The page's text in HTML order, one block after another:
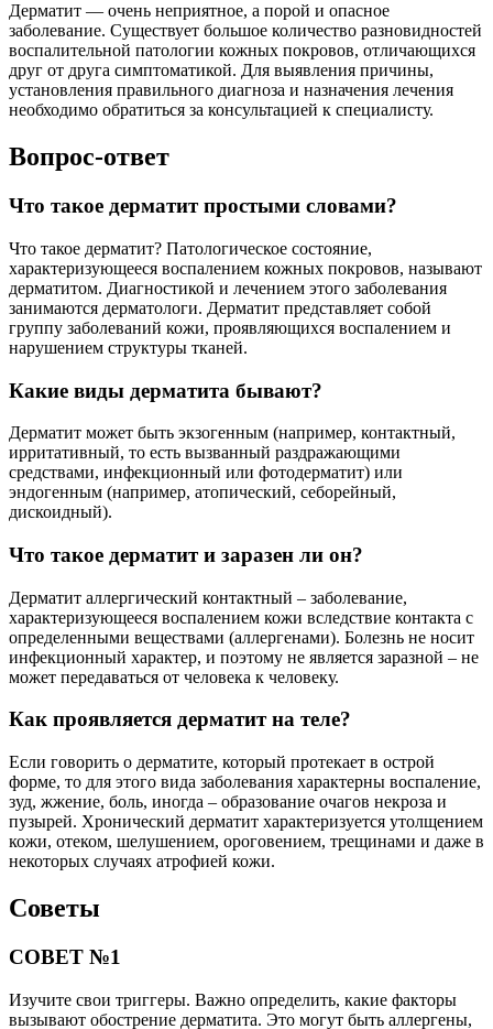
Дерматит — очень неприятное, а порой и опасное
заболевание. Существует большое количество разновидностей
воспалительной патологии кожных покровов, отличающихся
друг от друга симптоматикой. Для выявления причины,
установления правильного диагноза и назначения лечения
необходимо обратиться за консультацией к специалисту.
Вопрос-ответ
Что такое дерматит простыми словами?
Что такое дерматит? Патологическое состояние,
характеризующееся воспалением кожных покровов, называют
дерматитом. Диагностикой и лечением этого заболевания
занимаются дерматологи. Дерматит представляет собой
группу заболеваний кожи, проявляющихся воспалением и
нарушением структуры тканей.
Какие виды дерматита бывают?
Дерматит может быть экзогенным (например, контактный,
ирритативный, то есть вызванный раздражающими
средствами, инфекционный или фотодерматит) или
эндогенным (например, атопический, себорейный,
дискоидный).
Что такое дерматит и заразен ли он?
Дерматит аллергический контактный – заболевание,
характеризующееся воспалением кожи вследствие контакта с
определенными веществами (аллергенами). Болезнь не носит
инфекционный характер, и поэтому не является заразной – не
может передаваться от человека к человеку.
Как проявляется дерматит на теле?
Если говорить о дерматите, который протекает в острой
форме, то для этого вида заболевания характерны воспаление,
зуд, жжение, боль, иногда – образование очагов некроза и
пузырей. Хронический дерматит характеризуется утолщением
кожи, отеком, шелушением, ороговением, трещинами и даже в
некоторых случаях атрофией кожи.
Советы
СОВЕТ №1
Изучите свои триггеры. Важно определить, какие факторы
вызывают обострение дерматита. Это могут быть аллергены,